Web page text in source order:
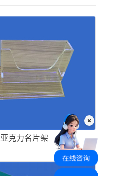
亚克力名片架